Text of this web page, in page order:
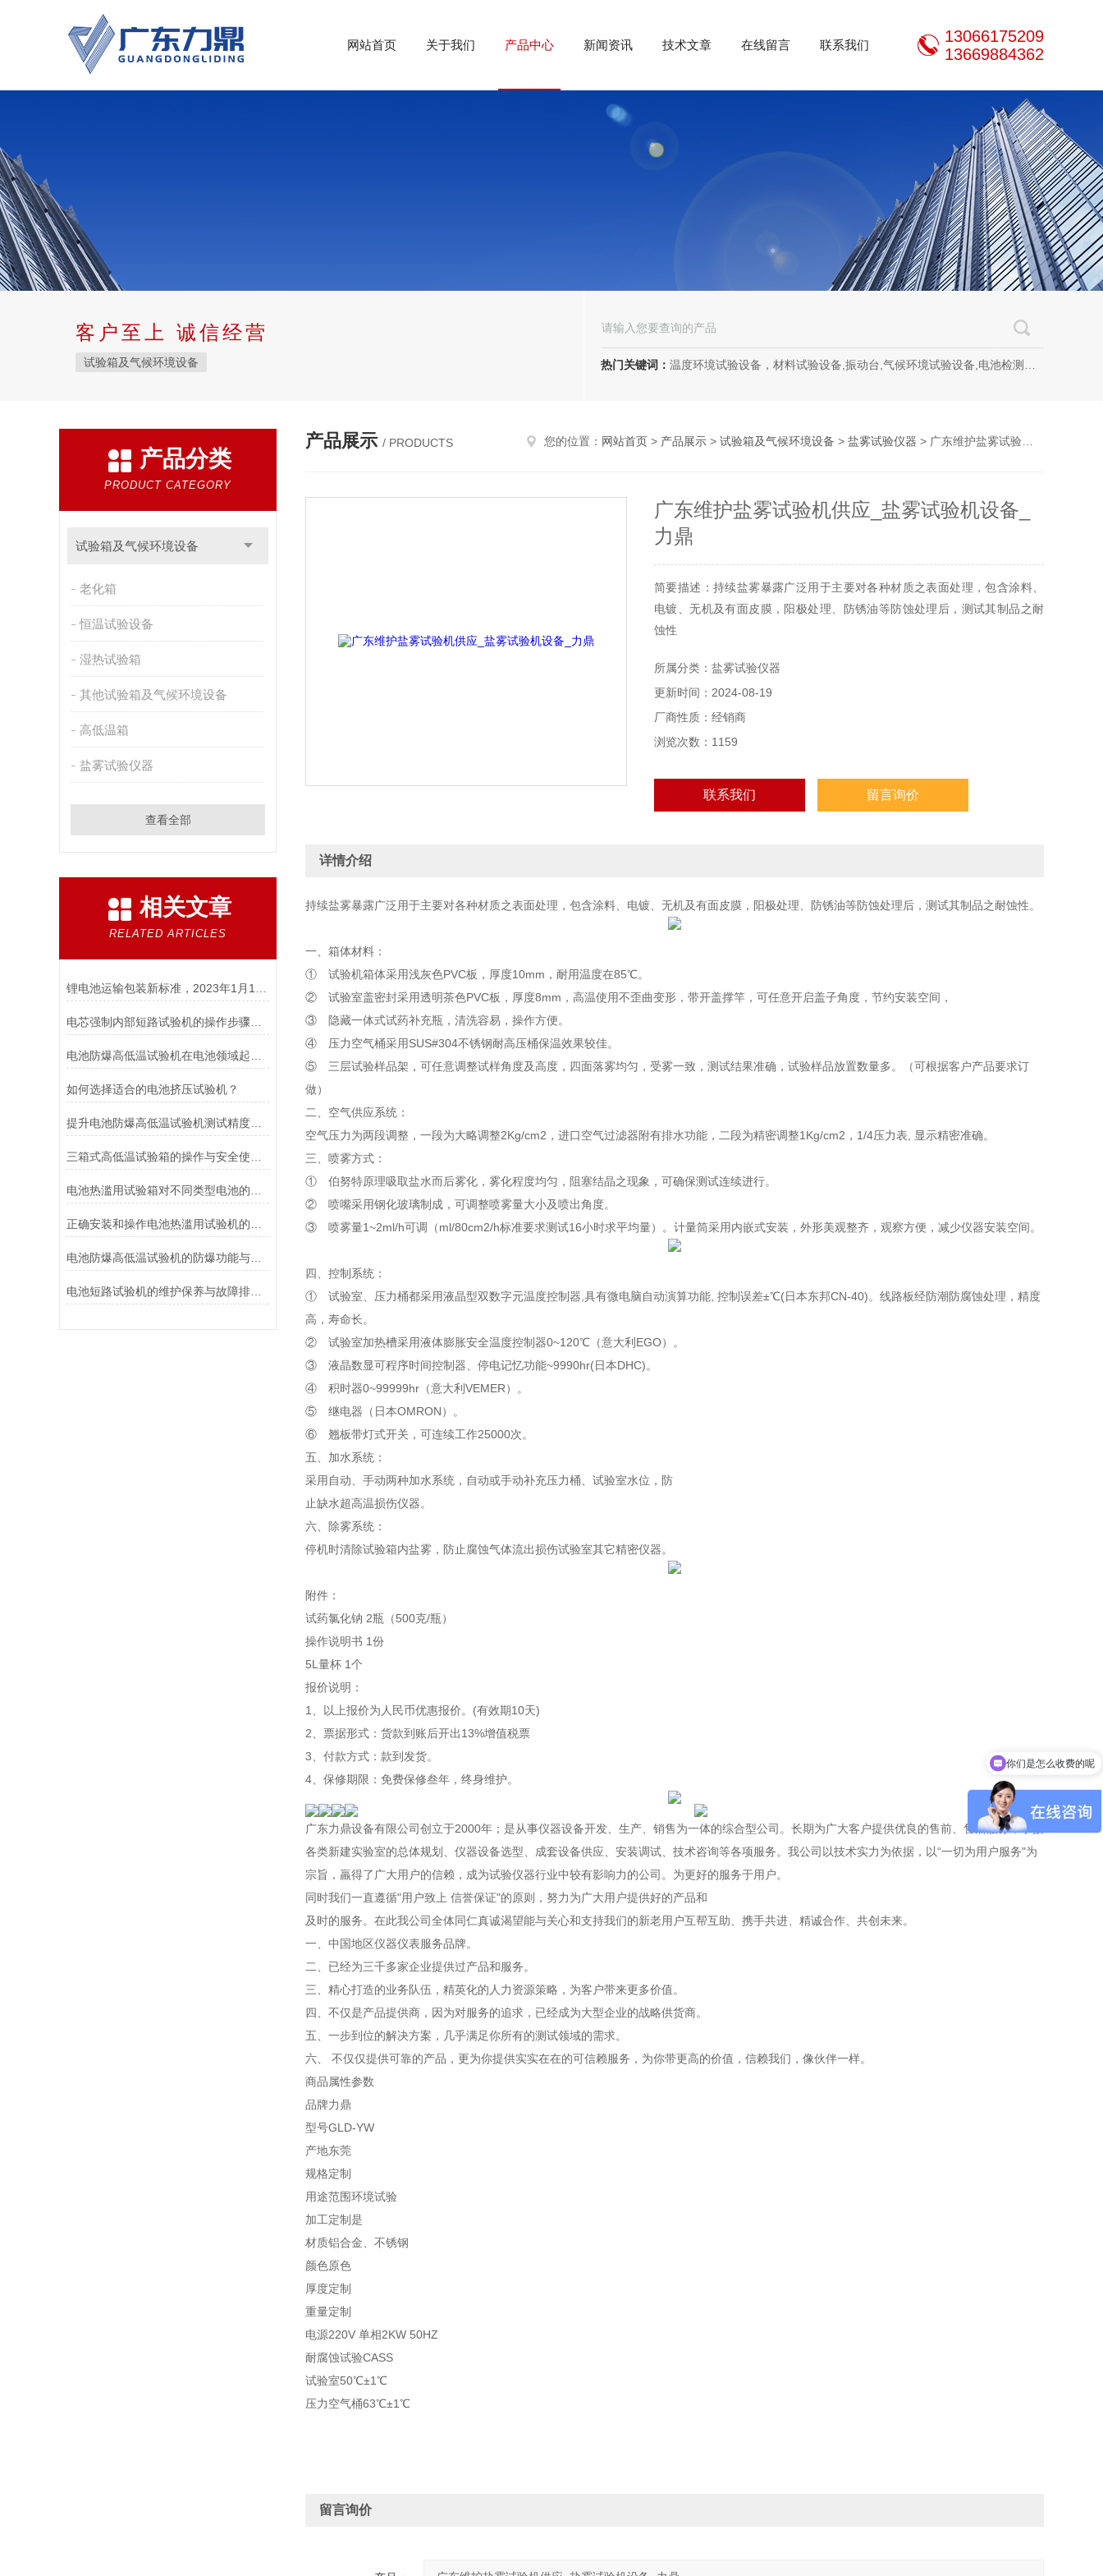
网站首页 关于我们 产品中心 新闻资讯 技术文章 在线留言 联系我们
13066175209
13669884362
客户至上 诚信经营
试验箱及气候环境设备 热门关键词： 温度环境试验设备，材料试验设备,振动台,气候环境试验设备,电池检测设备,
产品分类
PRODUCT CATEGORY
试验箱及气候环境设备
老化箱
恒温试验设备
湿热试验箱
其他试验箱及气候环境设备
高低温箱
盐雾试验仪器
查看全部
相关文章
RELATED ARTICLES
如何选择适合的电池挤压试验机？
提升电池防爆高低温试验机测试精度的技巧
电池防爆高低温试验机的防爆功能与安全保障说明
电池短路试验机的维护保养与故障排除技巧分享
产品展示 / PRODUCTS 您的位置： 网站首页 > 产品展示 > 试验箱及气候环境设备 > 盐雾试验仪器 > 广东维护盐雾试验机供应_盐雾试验机设备_力鼎
广东维护盐雾试验机供应_盐雾试验机设备_
力鼎
简要描述：持续盐雾暴露广泛用于主要对各种材质之表面处理，包含涂料、
电镀、无机及有面皮膜，阳极处理、防锈油等防蚀处理后，测试其制品之耐
蚀性
所属分类：盐雾试验仪器
更新时间：2024-08-19
厂商性质：经销商
浏览次数：1159
联系我们 留言询价
详情介绍
持续盐雾暴露广泛用于主要对各种材质之表面处理，包含涂料、电镀、无机及有面皮膜，阳极处理、防锈油等防蚀处理后，测试其制品之耐蚀性。
一、箱体材料：
① 试验机箱体采用浅灰色PVC板，厚度10mm，耐用温度在85℃。
② 试验室盖密封采用透明茶色PVC板，厚度8mm，高温使用不歪曲变形，带开盖撑竿，可任意开启盖子角度，节约安装空间，
③ 隐藏一体式试药补充瓶，清洗容易，操作方便。
④ 压力空气桶采用SUS#304不锈钢耐高压桶保温效果较佳。
⑤ 三层试验样品架，可任意调整试样角度及高度，四面落雾均匀，受雾一致，测试结果准确，试验样品放置数量多。（可根据客户产品要求订
做）
二、空气供应系统：
空气压力为两段调整，一段为大略调整2Kg/cm2，进口空气过滤器附有排水功能，二段为精密调整1Kg/cm2，1/4压力表, 显示精密准确。
三、喷雾方式：
① 伯努特原理吸取盐水而后雾化，雾化程度均匀，阻塞结晶之现象，可确保测试连续进行。
② 喷嘴采用钢化玻璃制成，可调整喷雾量大小及喷出角度。
③ 喷雾量1~2ml/h可调（ml/80cm2/h标准要求测试16小时求平均量）。计量筒采用内嵌式安装，外形美观整齐，观察方便，减少仪器安装空间。
四、控制系统：
① 试验室、压力桶都采用液晶型双数字元温度控制器,具有微电脑自动演算功能, 控制误差±℃(日本东邦CN-40)。线路板经防潮防腐蚀处理，精度
高，寿命长。
② 试验室加热槽采用液体膨胀安全温度控制器0~120℃（意大利EGO）。
③ 液晶数显可程序时间控制器、停电记忆功能~9990hr(日本DHC)。
④ 积时器0~99999hr（意大利VEMER）。
⑤ 继电器（日本OMRON）。
⑥ 翘板带灯式开关，可连续工作25000次。
五、加水系统：
采用自动、手动两种加水系统，自动或手动补充压力桶、试验室水位，防
止缺水超高温损伤仪器。
六、除雾系统：
停机时清除试验箱内盐雾，防止腐蚀气体流出损伤试验室其它精密仪器。
附件：
试药氯化钠 2瓶（500克/瓶）
操作说明书 1份
5L量杯 1个
报价说明：
1、以上报价为人民币优惠报价。(有效期10天)
2、票据形式：货款到账后开出13%增值税票
3、付款方式：款到发货。
4、保修期限：免费保修叁年，终身维护。
广东力鼎设备有限公司创立于2000年；是从事仪器设备开发、生产、销售为一体的综合型公司。长期为广大客户提供优良的售前、售后服务，承接
各类新建实验室的总体规划、仪器设备选型、成套设备供应、安装调试、技术咨询等各项服务。我公司以技术实力为依据，以“一切为用户服务"为
宗旨，羸得了广大用户的信赖，成为试验仪器行业中较有影响力的公司。为更好的服务于用户。
同时我们一直遵循"用户致上 信誉保证"的原则，努力为广大用户提供好的产品和
及时的服务。在此我公司全体同仁真诚渴望能与关心和支持我们的新老用户互帮互助、携手共进、精诚合作、共创未来。
一、中国地区仪器仪表服务品牌。
二、已经为三千多家企业提供过产品和服务。
三、精心打造的业务队伍，精英化的人力资源策略，为客户带来更多价值。
四、不仅是产品提供商，因为对服务的追求，已经成为大型企业的战略供货商。
五、一步到位的解决方案，几乎满足你所有的测试领域的需求。
六、 不仅仅提供可靠的产品，更为你提供实实在在的可信赖服务，为你带更高的价值，信赖我们，像伙伴一样。
商品属性参数
品牌力鼎
型号GLD-YW
产地东莞
规格定制
用途范围环境试验
加工定制是
材质铝合金、不锈钢
颜色原色
厚度定制
重量定制
电源220V 单相2KW 50HZ
耐腐蚀试验CASS
试验室50℃±1℃
压力空气桶63℃±1℃
留言询价
你们是怎么收费的呢